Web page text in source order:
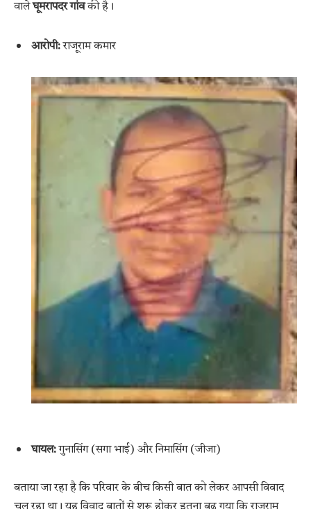
वालेघूमरापदर गांवकी है।
आरोपी:राजूराम कमार
घायल:गुनासिंग (सगा भाई) और निमासिंग (जीजा)
बताया जा रहा है कि परिवार के बीच किसी बात को लेकर आपसी विवाद